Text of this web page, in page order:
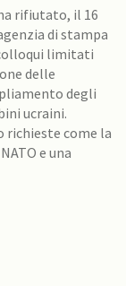
rifiutato, il 16
di stampa
limitati
delle
degli
ucraini.
richieste come la
e una